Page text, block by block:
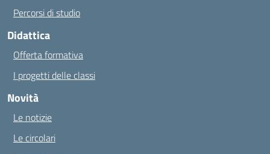
Percorsi di studio
Didattica
Offerta formativa
I progetti delle classi
Novità
Le notizie
Le circolari